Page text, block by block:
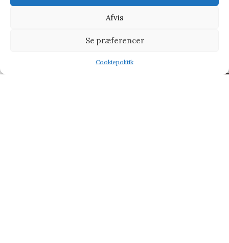
Afvis
Se præferencer
Cookiepolitik
Petit Collage Stickers And Activity Set Space – Legetøj
127,95kr. 117,95